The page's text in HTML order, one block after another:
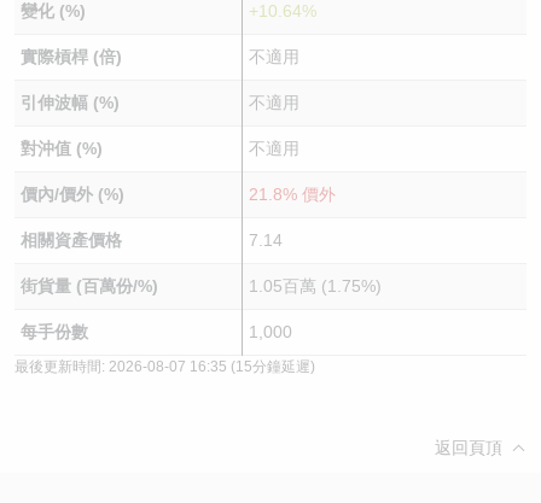
變化 (%) +10.64%
實際槓桿 (倍) 不適用
引伸波幅 (%) 不適用
對沖值 (%) 不適用
價內/價外 (%) 21.8% 價外
相關資產價格 7.14
街貨量 (百萬份/%) 1.05百萬 (1.75%)
每手份數 1,000
最後更新時間: 2026-08-07 16:35 (15分鐘延遲)
返回頁頂